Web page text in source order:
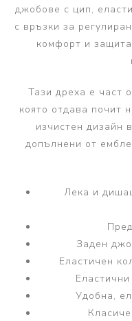
джобове с цип,
с връзки за
комфорт и
Тази дреха е част
която отдава почит
изчистен дизайн
допълнени от
Лека и
Заден
Еластичен
Удобна,